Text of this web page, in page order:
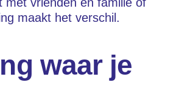
maakt het verschil.
waar je